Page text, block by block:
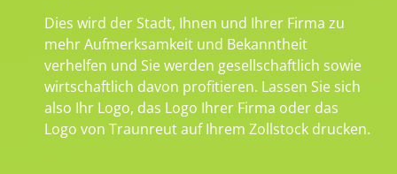
Dies wird der Stadt, Ihnen und Ihrer Firma zu
mehr Aufmerksamkeit und Bekanntheit
verhelfen und Sie werden gesellschaftlich sowie
wirtschaftlich davon profitieren. Lassen Sie sich
also Ihr Logo, das Logo Ihrer Firma oder das
Logo von Traunreut auf Ihrem Zollstock drucken.